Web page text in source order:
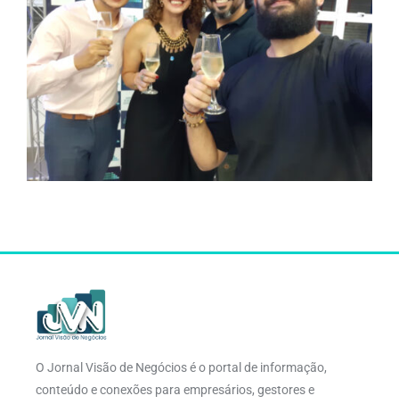
O Jornal Visão de Negócios é o portal de informação,
conteúdo e conexões para empresários, gestores e